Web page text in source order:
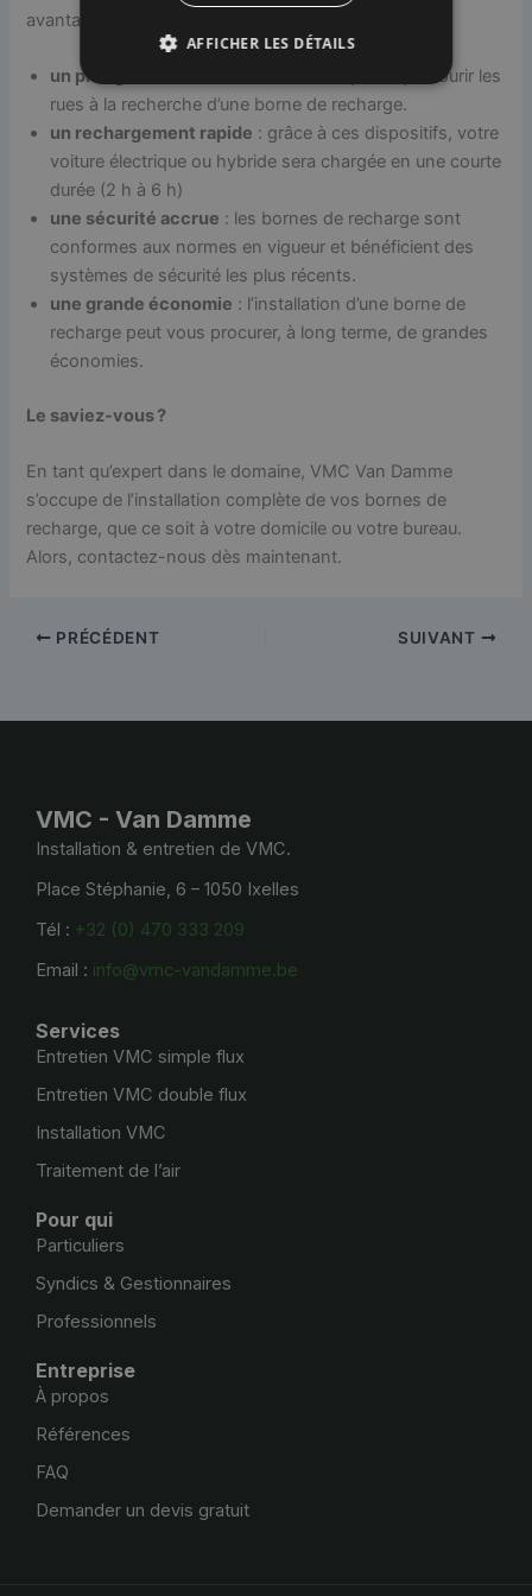
avantages ?
un plus grand confort
: vous n’aurez plus à parcourir les
rues à la recherche d’une borne de recharge.
un rechargement rapide : grâce à ces dispositifs, votre
voiture électrique ou hybride sera chargée en une courte
durée (2 h à 6 h)
une sécurité accrue : les bornes de recharge sont
conformes aux normes en vigueur et bénéficient des
systèmes de sécurité les plus récents.
une grande économie : l’installation d’une borne de
recharge peut vous procurer, à long terme, de grandes
économies.
Le saviez-vous ?
En tant qu’expert dans le domaine, VMC Van Damme
s’occupe de l’installation complète de vos bornes de
recharge, que ce soit à votre domicile ou votre bureau.
Alors, contactez-nous dès maintenant.
PRÉCÉDENT SUIVANT
VMC - Van Damme
Installation & entretien de VMC.
Place Stéphanie, 6 – 1050 Ixelles
Tél : +32 (0) 470 333 209
Email : info@vmc-vandamme.be
Services
Entretien VMC simple flux
Entretien VMC double flux
Installation VMC
Traitement de l’air
Pour qui
Particuliers
Syndics & Gestionnaires
Professionnels
Entreprise
À propos
Références
FAQ
Demander un devis gratuit
AFFICHER LES DÉTAILS